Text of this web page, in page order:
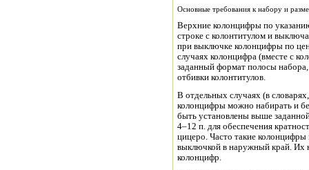
Основные требования к набору и
Верхние колонцифры по
строке с колонтитулом и
при выключке колонцифры по
случаях колонцифра (вместе с
заданный формат полосы
отбивки колонтитулов.
В отдельных случаях (в
колонцифры можно набирать и
быть установлены выше
4–12 п. для обеспечения
цицеро. Часто такие
выключкой в наружный край. Их
колонцифр.